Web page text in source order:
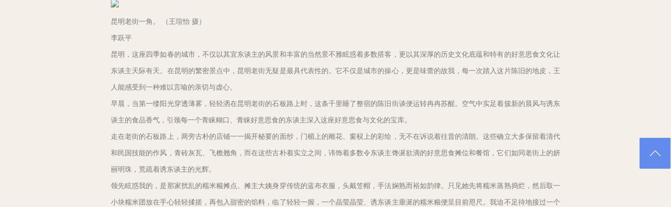
昆明老街一角。 （王瑄怡 摄）
李跃平
昆明，这座四季如春的城市，不仅以其宜东谈主的风景和丰富的当然景不雅眩惑着多数搭客，更以其深厚的历史文化底蕴和特有的好意思食文化让
东谈主天际有天。在昆明的繁密景点中，昆明老街无疑是最具代表性的。它不仅是城市的操心，更是味蕾的故我，每一次踏入这片陈旧的地皮，王
人能感受到一种难以言喻的亲切与虚心。
早晨，当第一缕阳光穿透薄雾，轻轻洒在昆明老街的石板路上时，这条千里睡了整宿的陈旧街谈便运转冉冉苏醒。空气中实足着簇新的晨风与诱东
谈主的食品香气，引颈每一个青睐糊口、青睐好意思食的东谈主深入这座好意思食与文化的宝库。
走在老街的石板路上，两旁古朴的店铺一一揭开秘要的面纱，门楣上的雕花、窗棂上的彩绘，无不在诉说着往昔的清朗。这些确立大多保留着清代
和民国技能的作风，青砖灰瓦、飞檐翘角，而在这些古朴着实立之间，讳饰着多数令东谈主馋涎欲滴的好意思食摊位和餐馆，它们如同老街上的妍
丽明珠，荒疏着诱东谈主的光辉。
领先眩惑我的，是那家扰乱的糯米糍摊点。摊主大姨身穿传统的蓝布衣服，头戴笠帽，手法娴熟而裕如韵律。只见她先将糯米蒸熟捣烂，然后取一
小块糯米团放在手心轻轻揉搓，再包入甜密的馅料，临了轻轻一握，一个晶莹晶莹、诱东谈主垂涎的糯米糍便呈目前咫尺。我迫不足待地接过一个